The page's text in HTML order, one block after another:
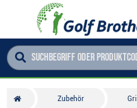
Zubehör